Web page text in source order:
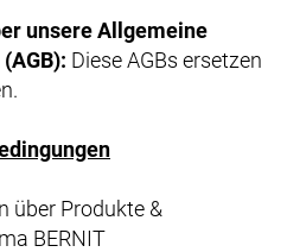
unsere Allgemeine
Diese AGBs ersetzen
über Produkte &
BERNIT